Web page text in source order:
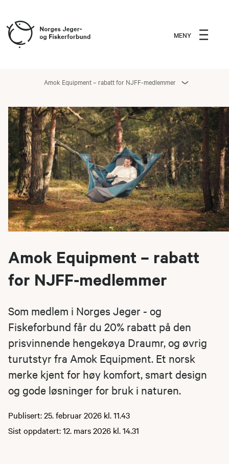
MENY
Amok Equipment – rabatt for NJFF-medlemmer
Amok Equipment – rabatt
for NJFF-medlemmer
Som medlem i Norges Jeger - og
Fiskeforbund får du 20% rabatt på den
prisvinnende hengekøya Draumr, og øvrig
turutstyr fra Amok Equipment. Et norsk
merke kjent for høy komfort, smart design
og gode løsninger for bruk i naturen.
Publisert: 25. februar 2026 kl. 11.43
Sist oppdatert: 12. mars 2026 kl. 14.31